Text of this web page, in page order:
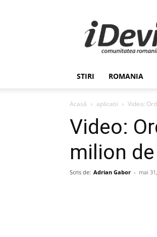
STIRI ROMANIA
Acasă aplicatii Video:
Video:
milion
Scris de: Adrian Gabor - mai